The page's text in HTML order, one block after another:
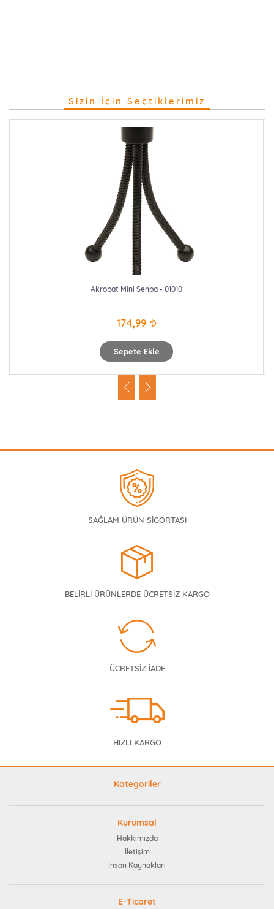
Sizin İçin Seçtiklerimiz
Sepete Ekle
Akrobat Mini Sehpa - 01010
174,99
SAĞLAM ÜRÜN SİGORTASI
BELİRLİ ÜRÜNLERDE ÜCRETSİZ KARGO
ÜCRETSİZ İADE
HIZLI KARGO
Kategoriler
Kurumsal
Hakkımızda
İletişim
İnsan Kaynakları
E-Ticaret